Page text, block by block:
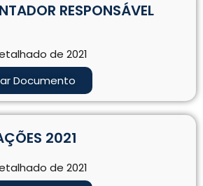
RESPONSÁVEL
de 2021
Documento
2021
de 2021